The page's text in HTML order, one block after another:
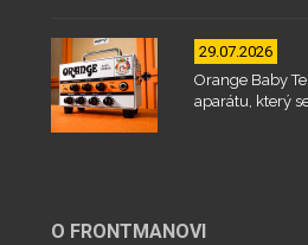
29.07.2026
Orange Baby
aparátu, který
O FRONTMANOVI